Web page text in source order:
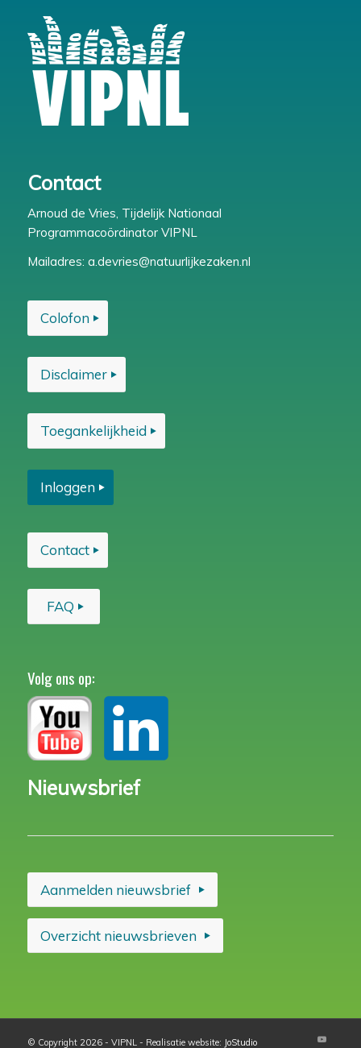
Contact
Arnoud de Vries, Tijdelijk Nationaal
Programmacoördinator VIPNL
Mailadres: a.devries@natuurlijkezaken.nl
Colofon
Disclaimer
Toegankelijkheid
Inloggen
Contact
FAQ
Volg ons op:
Nieuwsbrief
Aanmelden nieuwsbrief
Overzicht nieuwsbrieven
© Copyright 2026 - VIPNL - Realisatie website: JoStudio